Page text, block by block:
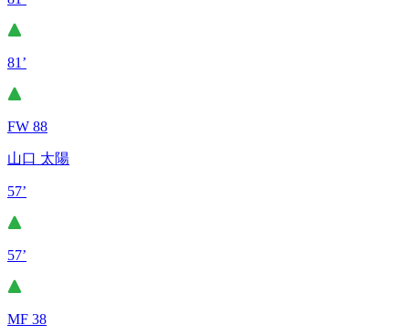
81’
FW 88
山口 太陽
57’
57’
MF 38